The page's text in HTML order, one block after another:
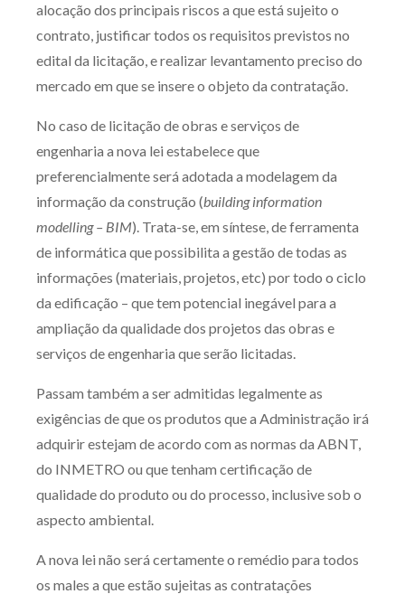
alocação dos principais riscos a que está sujeito o
contrato, justificar todos os requisitos previstos no
edital da licitação, e realizar levantamento preciso do
mercado em que se insere o objeto da contratação.
No caso de licitação de obras e serviços de
engenharia a nova lei estabelece que
preferencialmente será adotada a modelagem da
informação da construção (building information
modelling – BIM). Trata-se, em síntese, de ferramenta
de informática que possibilita a gestão de todas as
informações (materiais, projetos, etc) por todo o ciclo
da edificação – que tem potencial inegável para a
ampliação da qualidade dos projetos das obras e
serviços de engenharia que serão licitadas.
Passam também a ser admitidas legalmente as
exigências de que os produtos que a Administração irá
adquirir estejam de acordo com as normas da ABNT,
do INMETRO ou que tenham certificação de
qualidade do produto ou do processo, inclusive sob o
aspecto ambiental.
A nova lei não será certamente o remédio para todos
os males a que estão sujeitas as contratações